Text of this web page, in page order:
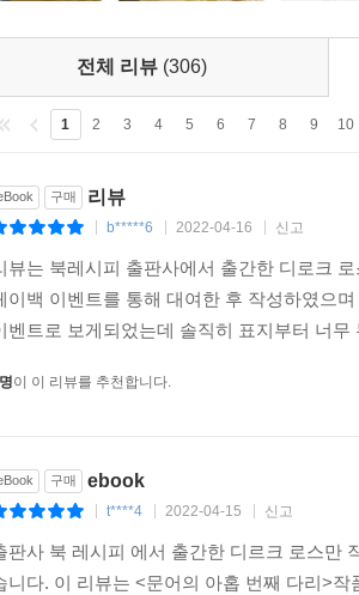
다. 그리고 그 마지막 몇 초의 순간에 인류
석탄, 석유, 가스와 같은 지구의 저장품
빠뜨렸다. 우리의 후손들은 우리를 어떻게
자료와 연구논문, 생태학자들과의 대화를
실제 위기를 경고한 생태환경 소설
규모 10억 달러의 사업가이자 독일 로스
대한 걱정과 그 문제를 방관하고 싶지
에 관한 것을 집중적으로 공부하고 방대
직면하게 될 것이기 때문이다.
로 인한 인류 최초의 세계 종말을 전하는
바꿔야 한다고 말한다. 기후 과학자들의
전체 리뷰 (306)
1 2 3 4 5 6 7 8 9 10
구매 리뷰
b*****6 2022-04-16 신고
뷰는 북레시피 출판사에서 출간한 디로크
이백 이벤트를 통해 대여한 후 작성하였으
벤트로 보게되었는데 솔직히 표지부터 너
이 이 리뷰를 추천합니다.
구매 ebook
t****4 2022-04-15 신고
판사 북 레시피 에서 출간한 디르크 로스만
니다. 이 리뷰는 <문어의 아홉 번째 다리>